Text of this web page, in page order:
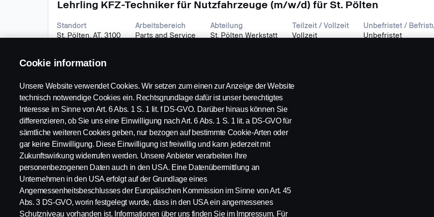
vollständig
Stellenbezeichnung
Lehrling KFZ-Techniker für Nutzfahrzeuge (m/w/d) für St. Pölten
Standort
St. Pölten, AT, 3100
Arbeitsbereich
Parts and Service
Abteilung
St. Pölten Werkstatt
Teilzeit / Vollzeit
Vollzeit
Unbefristet /
Unbefristet
Drücken
die
Leertaste,
Stelleninformationen
Verfügbare
Positionen
Karrierestandorte
Kontaktiere uns
Datenschutzerklärung
Cookies
Whistleblowing
Cookie information
Unsere Website verwendet Cookies. Wir setzen zum einen zur Anzeige der Website
technisch notwendige Cookies ein. Rechtsgrundlage dafür ist unser berechtigtes
Interesse im Sinne von Art. 6 Abs. 1 S. 1 lit. f DS-GVO. Darüber hinaus können Sie
differenzieren, ob Sie uns eine Einwilligung nach Art. 6 Abs. 1 S. 1 lit. a DS-GVO für
sämtliche weiteren Cookies geben, nur bezogen auf bestimmte Cookie-Arten oder
gar keine Einwilligung. Diese Einwilligung ist freiwillig und kann jederzeit mit
Zukunftswirkung widerrufen werden. Unsere Anbieter verarbeiten Ihre
personenbezogenen Daten auch in den USA. Eine Datenübermittlung an
Unternehmen in den USA erfolgt auf der Grundlage eines
Angemessenheitsbeschlusses der Europäischen Kommission im Sinne von Art. 45
Abs. 3 DS-GVO, worin festgelegt wurde, dass in den USA ein angemessenes
Schutzniveau vorhanden ist. Informationen über uns finden Sie im Impressum. Für